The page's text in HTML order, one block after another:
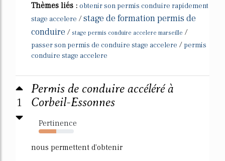
Thèmes liés : obtenir son permis conduire rapidement
stage accelere /stage de formation permis de
conduire / stage permis conduire accelere marseille /
passer son permis de conduire stage accelere / permis
conduire stage accelere
1
Permis de conduire accéléré à
Corbeil-Essonnes
Pertinence
50%
nous permettent d'obtenir